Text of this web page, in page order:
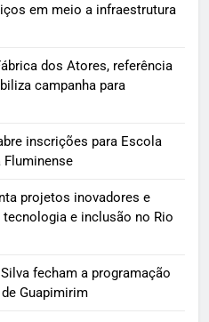
em meio a infraestrutura
dos Atores, referência
campanha para
inscrições para Escola
Fluminense
projetos inovadores e
e inclusão no Rio
fecham a programação
Guapimirim